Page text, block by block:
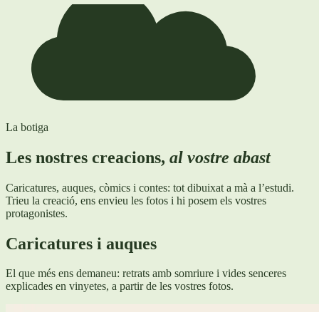
La botiga
Les nostres creacions, al vostre abast
Caricatures, auques, còmics i contes: tot dibuixat a mà a l’estudi.
Trieu la creació, ens envieu les fotos i hi posem els vostres
protagonistes.
Caricatures i auques
El que més ens demaneu: retrats amb somriure i vides senceres
explicades en vinyetes, a partir de les vostres fotos.